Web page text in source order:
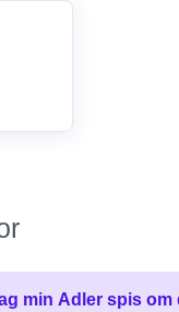
min Adler spis om